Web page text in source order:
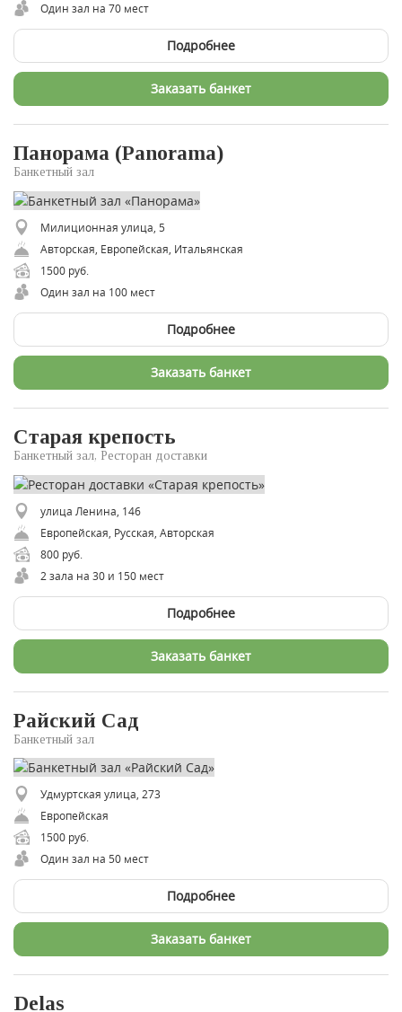
Один зал на 70 мест
Подробнее
Заказать банкет
Панорама (Panorama)
Банкетный зал
Милиционная улица, 5
Авторская, Европейская, Итальянская
1500 руб.
Один зал на 100 мест
Подробнее
Заказать банкет
Старая крепость
Банкетный зал, Ресторан доставки
улица Ленина, 146
Европейская, Русская, Авторская
800 руб.
2 зала на 30 и 150 мест
Подробнее
Заказать банкет
Райский Сад
Банкетный зал
Удмуртская улица, 273
Европейская
1500 руб.
Один зал на 50 мест
Подробнее
Заказать банкет
Delas